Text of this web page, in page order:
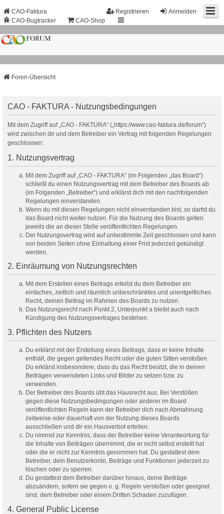
Anmelden
Registrieren
CAO-Faktura
CAO-Bugtracker
CAO-Shop
Foren-Übersicht
CAO - FAKTURA - Nutzungsbedingungen
Mit dem Zugriff auf „CAO - FAKTURA“ („https://www.cao-faktura.de/forum“)
wird zwischen dir und dem Betreiber ein Vertrag mit folgenden Regelungen
geschlossen:
1. Nutzungsvertrag
Mit dem Zugriff auf „CAO - FAKTURA“ (im Folgenden „das Board“)
schließt du einen Nutzungsvertrag mit dem Betreiber des Boards ab
(im Folgenden „Betreiber“) und erklärst dich mit den nachfolgenden
Regelungen einverstanden.
Wenn du mit diesen Regelungen nicht einverstanden bist, so darfst du
das Board nicht weiter nutzen. Für die Nutzung des Boards gelten
jeweils die an dieser Stelle veröffentlichten Regelungen.
Der Nutzungsvertrag wird auf unbestimmte Zeit geschlossen und kann
von beiden Seiten ohne Einhaltung einer Frist jederzeit gekündigt
werden.
2. Einräumung von Nutzungsrechten
Mit dem Erstellen eines Beitrags erteilst du dem Betreiber ein
einfaches, zeitlich und räumlich unbeschränktes und unentgeltliches
Recht, deinen Beitrag im Rahmen des Boards zu nutzen.
Das Nutzungsrecht nach Punkt 2, Unterpunkt a bleibt auch nach
Kündigung des Nutzungsvertrages bestehen.
3. Pflichten des Nutzers
Du erklärst mit der Erstellung eines Beitrags, dass er keine Inhalte
enthält, die gegen geltendes Recht oder die guten Sitten verstoßen.
Du erklärst insbesondere, dass du das Recht besitzt, die in deinen
Beiträgen verwendeten Links und Bilder zu setzen bzw. zu
verwenden.
Der Betreiber des Boards übt das Hausrecht aus. Bei Verstößen
gegen diese Nutzungsbedingungen oder anderer im Board
veröffentlichten Regeln kann der Betreiber dich nach Abmahnung
zeitweise oder dauerhaft von der Nutzung dieses Boards
ausschließen und dir ein Hausverbot erteilen.
Du nimmst zur Kenntnis, dass der Betreiber keine Verantwortung für
die Inhalte von Beiträgen übernimmt, die er nicht selbst erstellt hat
oder die er nicht zur Kenntnis genommen hat. Du gestattest dem
Betreiber, dein Benutzerkonto, Beiträge und Funktionen jederzeit zu
löschen oder zu sperren.
Du gestattest dem Betreiber darüber hinaus, deine Beiträge
abzuändern, sofern sie gegen o. g. Regeln verstoßen oder geeignet
sind, dem Betreiber oder einem Dritten Schaden zuzufügen.
4. General Public License